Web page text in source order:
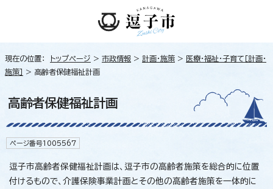
現在の位置： トップページ > 市政情報 > 計画・施策 > 医療・福祉・子育て［計画・
施策］
> 高齢者保健福祉計画
高齢者保健福祉計画
ページ番号1005567
逗子市高齢者保健福祉計画は、逗子市の高齢者施策を総合的に位置
付けるもので、介護保険事業計画とその他の高齢者施策を一体的に